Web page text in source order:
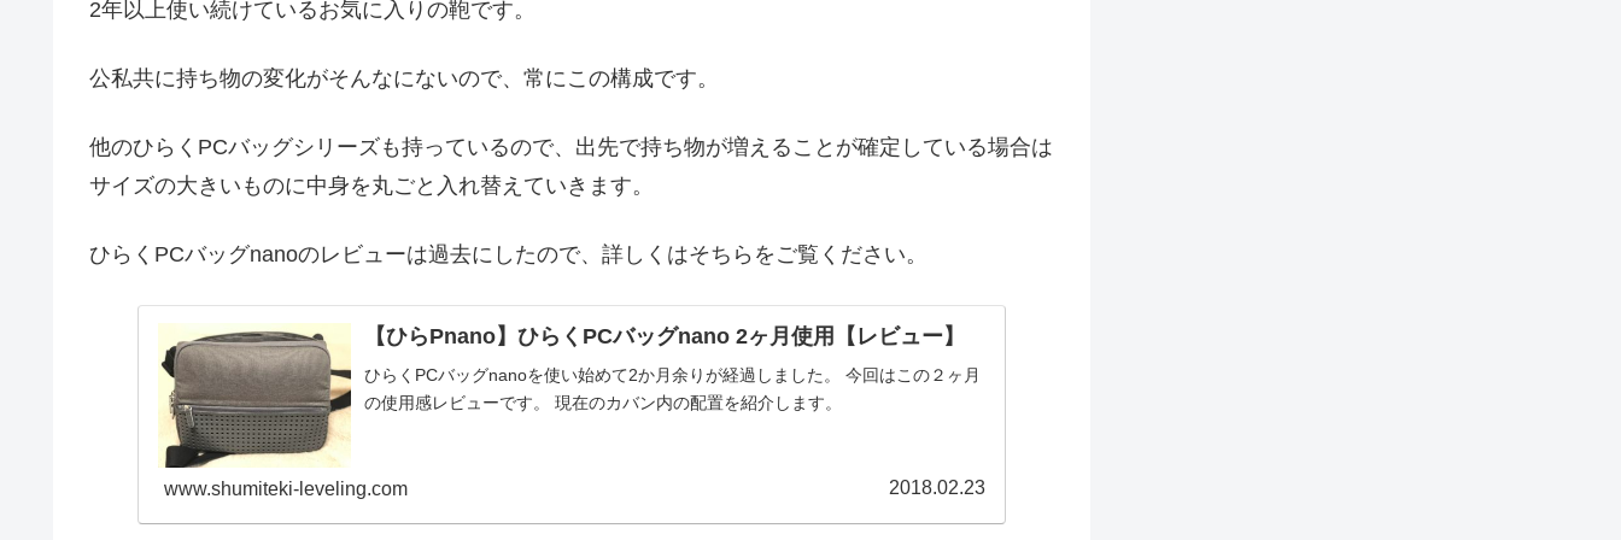
2年以上使い続けているお気に入りの鞄です。
公私共に持ち物の変化がそんなにないので、常にこの構成です。
他のひらくPCバッグシリーズも持っているので、出先で持ち物が増えることが確定している場合は
サイズの大きいものに中身を丸ごと入れ替えていきます。
ひらくPCバッグnanoのレビューは過去にしたので、詳しくはそちらをご覧ください。
【ひらPnano】ひらくPCバッグnano 2ヶ月使用【レビュー】
ひらくPCバッグnanoを使い始めて2か月余りが経過しました。 今回はこの２ヶ月
の使用感レビューです。 現在のカバン内の配置を紹介します。
www.shumiteki-leveling.com 2018.02.23